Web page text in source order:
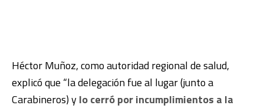
Héctor Muñoz, como autoridad regional de salud,
explicó que “la delegación fue al lugar (junto a
Carabineros) ylo cerró por incumplimientos a la